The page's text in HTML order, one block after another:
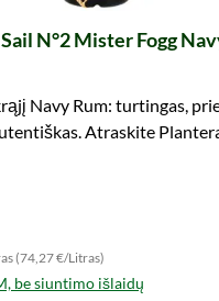
N°2 Mister Fogg
Navy Rum: turtingas,
Atraskite
(74,27 €/Litras)
be siuntimo išlaidų